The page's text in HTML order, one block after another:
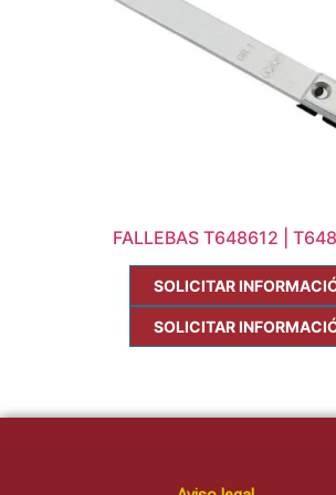
FALLEBAS T648612 |
SOLICITAR
SOLICITAR